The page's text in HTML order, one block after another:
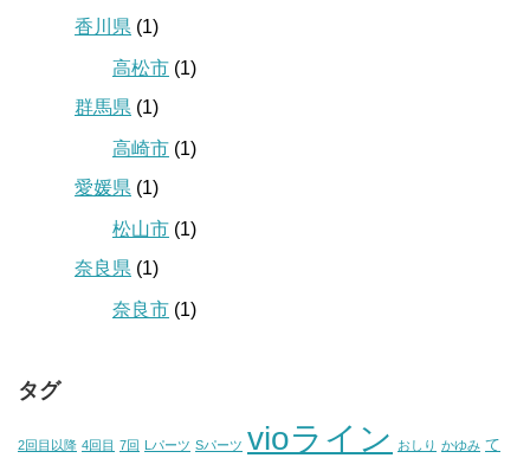
香川県 (1)
高松市 (1)
群馬県 (1)
高崎市 (1)
愛媛県 (1)
松山市 (1)
奈良県 (1)
奈良市 (1)
タグ
2回目以降 4回目 7回 Lパーツ Sパーツ vioライン おしり かゆみ て